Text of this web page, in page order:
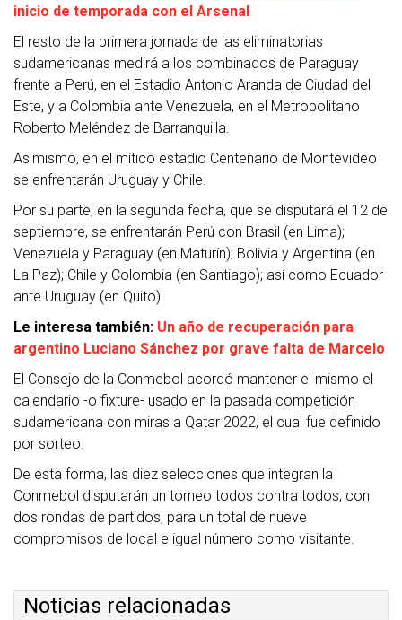
inicio de temporada con el Arsenal
El resto de la primera jornada de las eliminatorias
sudamericanas medirá a los combinados de Paraguay
frente a Perú, en el Estadio Antonio Aranda de Ciudad del
Este, y a Colombia ante Venezuela, en el Metropolitano
Roberto Meléndez de Barranquilla.
Asimismo, en el mítico estadio Centenario de Montevideo
se enfrentarán Uruguay y Chile.
Por su parte, en la segunda fecha, que se disputará el 12 de
septiembre, se enfrentarán Perú con Brasil (en Lima);
Venezuela y Paraguay (en Maturín); Bolivia y Argentina (en
La Paz); Chile y Colombia (en Santiago); así como Ecuador
ante Uruguay (en Quito).
Le interesa también: Un año de recuperación para
argentino Luciano Sánchez por grave falta de Marcelo
El Consejo de la Conmebol acordó mantener el mismo el
calendario -o fixture- usado en la pasada competición
sudamericana con miras a Qatar 2022, el cual fue definido
por sorteo.
De esta forma, las diez selecciones que integran la
Conmebol disputarán un torneo todos contra todos, con
dos rondas de partidos, para un total de nueve
compromisos de local e igual número como visitante.
Noticias relacionadas